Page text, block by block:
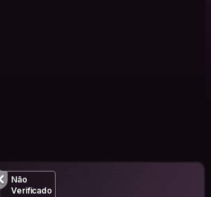
Não
Verificado